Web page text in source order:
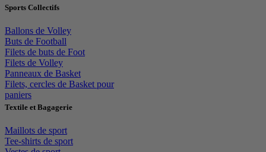
Sports Collectifs
Ballons de Volley
Buts de Football
Filets de buts de Foot
Filets de Volley
Panneaux de Basket
Filets, cercles de Basket pour
paniers
Textile et Bagagerie
Maillots de sport
Tee-shirts de sport